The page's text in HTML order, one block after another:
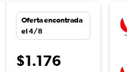
Oferta encontrada
el 4/8
$1.176